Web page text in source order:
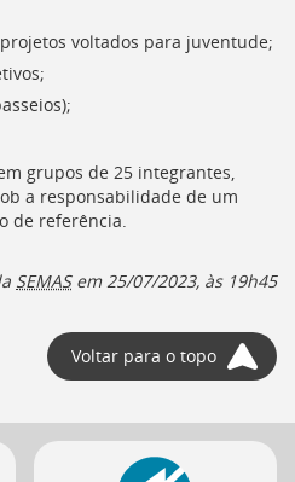
voltados para juventude;
grupos de 25 integrantes,
a responsabilidade de um
de referência.
SEMASem 25/07/2023, às 19h45
Voltar para o topo